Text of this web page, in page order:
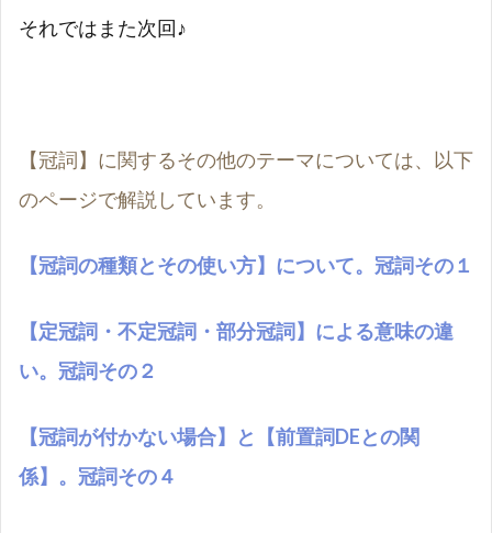
それではまた次回♪
【冠詞】に関するその他のテーマについては、以下
のページで解説しています。
【冠詞の種類とその使い方】について。冠詞その１
【定冠詞・不定冠詞・部分冠詞】による意味の違
い。冠詞その２
【冠詞が付かない場合】と【前置詞DEとの関
係】。冠詞その４